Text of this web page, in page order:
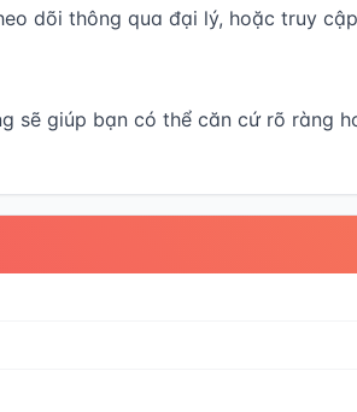
dõi thông qua đại lý, hoặc truy
sẽ giúp bạn có thể căn cứ rõ ràng